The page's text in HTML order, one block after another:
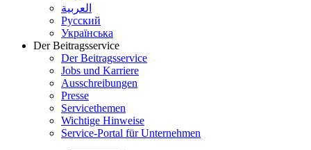
العربية
Русский
Українська
Der Beitragsservice
Der Beitragsservice
Jobs und Karriere
Ausschreibungen
Presse
Servicethemen
Wichtige Hinweise
Service-Portal für Unternehmen